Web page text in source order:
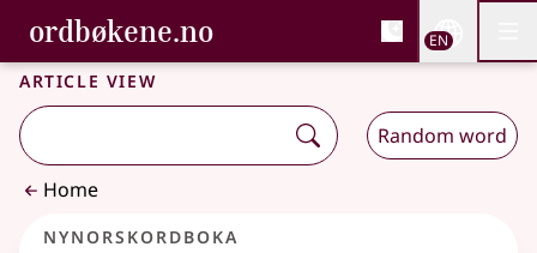
Skip to main content
Accessibility
ordbøkene.no, Bokmålsordboka and
Bokmålsordboka and Nynorskordboka
EN
Article view
Random word
Home
Nynorskordboka